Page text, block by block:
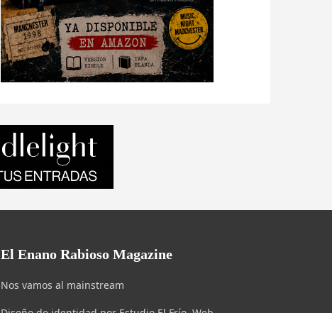
El Enano Rabioso Magazine
Nos vamos al mainstream